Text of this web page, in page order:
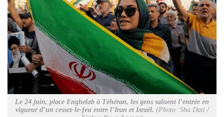
Le 24 juin, place Enghelab à Téhéran, les gens saluent l’entrée en
vigueur d’un cessez-le-feu entre l’Iran et Israël. (Photo :Sha Dati /